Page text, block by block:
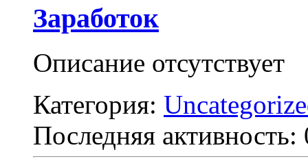
Заработок
Описание отсутствует
Категория:
Последняя